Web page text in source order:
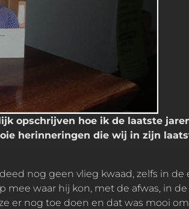
opschrijven hoe ik de laatste
herinneringen die wij in zijn
nog geen vlieg kwaad, zelfs in de
waar hij kon, met de afwas, in
er nog toe doen en dat was mooi